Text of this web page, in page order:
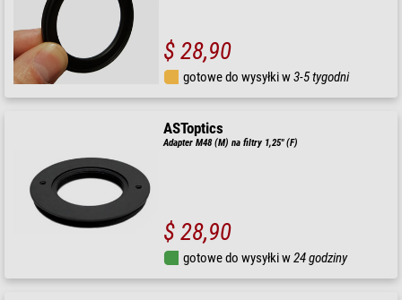
$ 28,90
gotowe do wysyłki w3-5 tygodni
ASToptics
Adapter M48 (M) na filtry 1,25" (F)
$ 28,90
gotowe do wysyłki w24 godziny